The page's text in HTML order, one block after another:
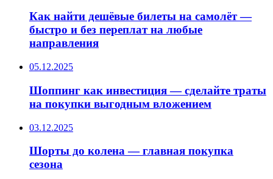
Как найти дешёвые билеты на самолёт —
быстро и без переплат на любые
направления
05.12.2025
Шоппинг как инвестиция — сделайте траты
на покупки выгодным вложением
03.12.2025
Шорты до колена — главная покупка
сезона